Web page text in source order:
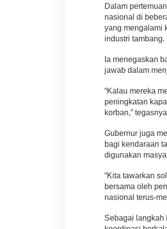
Dalam
nasional di
yang mengalami
industri tambang.
Ia menegaskan
jawab dalam
“Kalau mereka
peningkatan
korban,”
Gubernur juga
bagi kendaraan
digunakan
“Kita tawarkan
bersama oleh
nasional terus-
Sebagai langkah